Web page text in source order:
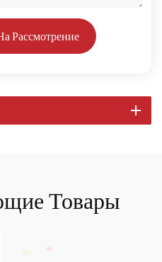
Рассмотрение
Товары